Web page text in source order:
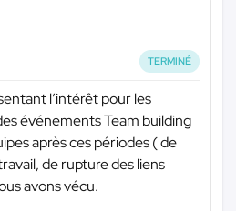
TERMINÉ
l’intérêt pour les
événements Team building
après ces périodes ( de
de rupture des liens
avons vécu.